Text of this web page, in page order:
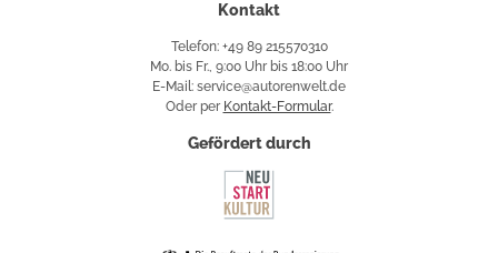
Kontakt
Telefon: +49 89 215570310
Mo. bis Fr., 9:00 Uhr bis 18:00 Uhr
E-Mail: service@autorenwelt.de
Oder per Kontakt-Formular.
Gefördert durch